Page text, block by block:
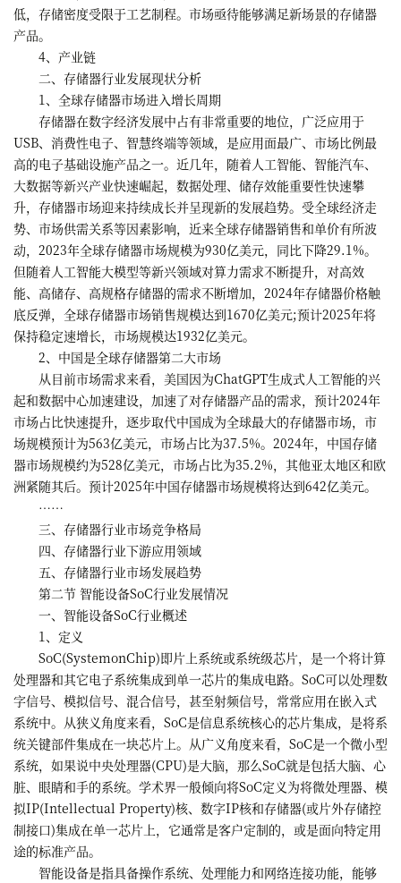
低，存储密度受限于工艺制程。市场亟待能够满足新场景的存储器
产品。
4、产业链
二、存储器行业发展现状分析
1、全球存储器市场进入增长周期
存储器在数字经济发展中占有非常重要的地位，广泛应用于
USB、消费性电子、智慧终端等领域，是应用面最广、市场比例最
高的电子基础设施产品之一。近几年，随着人工智能、智能汽车、
大数据等新兴产业快速崛起，数据处理、储存效能重要性快速攀
升，存储器市场迎来持续成长并呈现新的发展趋势。受全球经济走
势、市场供需关系等因素影响，近来全球存储器销售和单价有所波
动，2023年全球存储器市场规模为930亿美元，同比下降29.1%。
但随着人工智能大模型等新兴领域对算力需求不断提升，对高效
能、高储存、高规格存储器的需求不断增加，2024年存储器价格触
底反弹，全球存储器市场销售规模达到1670亿美元;预计2025年将
保持稳定速增长，市场规模达1932亿美元。
2、中国是全球存储器第二大市场
从目前市场需求来看，美国因为ChatGPT生成式人工智能的兴
起和数据中心加速建设，加速了对存储器产品的需求，预计2024年
市场占比快速提升，逐步取代中国成为全球最大的存储器市场，市
场规模预计为563亿美元，市场占比为37.5%。2024年，中国存储
器市场规模约为528亿美元，市场占比为35.2%，其他亚太地区和欧
洲紧随其后。预计2025年中国存储器市场规模将达到642亿美元。
……
三、存储器行业市场竞争格局
四、存储器行业下游应用领域
五、存储器行业市场发展趋势
第二节 智能设备SoC行业发展情况
一、智能设备SoC行业概述
1、定义
SoC(SystemonChip)即片上系统或系统级芯片，是一个将计算
处理器和其它电子系统集成到单一芯片的集成电路。SoC可以处理数
字信号、模拟信号、混合信号，甚至射频信号，常常应用在嵌入式
系统中。从狭义角度来看，SoC是信息系统核心的芯片集成，是将系
统关键部件集成在一块芯片上。从广义角度来看，SoC是一个微小型
系统，如果说中央处理器(CPU)是大脑，那么SoC就是包括大脑、心
脏、眼睛和手的系统。学术界一般倾向将SoC定义为将微处理器、模
拟IP(Intellectual Property)核、数字IP核和存储器(或片外存储控
制接口)集成在单一芯片上，它通常是客户定制的，或是面向特定用
途的标准产品。
智能设备是指具备操作系统、处理能力和网络连接功能，能够